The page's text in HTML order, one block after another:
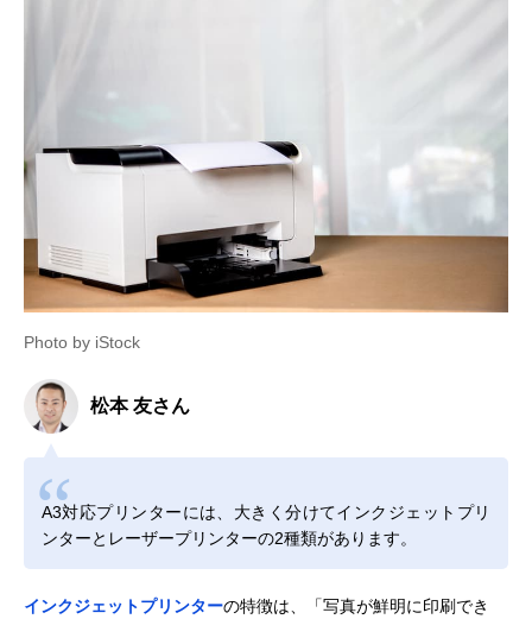
Photo by iStock
松本 友さん
A3対応プリンターには、大きく分けてインクジェットプリ
ンターとレーザープリンターの2種類があります。
インクジェットプリンターの特徴は、「写真が鮮明に印刷でき